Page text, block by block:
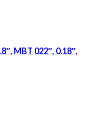
MBT 022″, 0.18″,